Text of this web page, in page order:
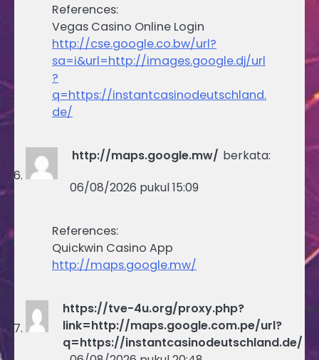
References:
Vegas Casino Online Login
http://cse.google.co.bw/url?
sa=i&url=http://images.google.dj/url
?
q=https://instantcasinodeutschland.
de/
http://maps.google.mw/ berkata:
06/08/2026 pukul 15:09
References:
Quickwin Casino App
http://maps.google.mw/
https://tve-4u.org/proxy.php?
link=http://maps.google.com.pe/url?
q=https://instantcasinodeutschland.de/